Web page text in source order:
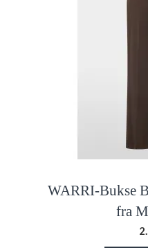
WARRI-Bukse
fra